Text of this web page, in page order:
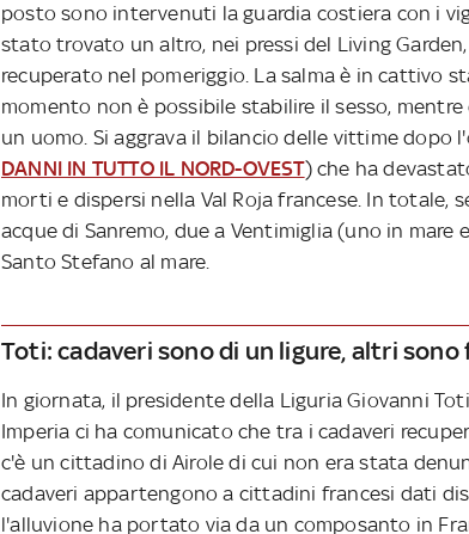
posto sono intervenuti la guardia costiera con i
stato trovato un altro, nei pressi del Living
recuperato nel pomeriggio. La salma è in cattivo
momento non è possibile stabilire il sesso,
un uomo. Si aggrava il bilancio delle vittime dopo
DANNI IN TUTTO IL NORD-OVEST) che ha
morti e dispersi nella Val Roja francese. In totale,
acque di Sanremo, due a Ventimiglia (uno in mare
Santo Stefano al mare.
Toti: cadaveri sono di un ligure, altri sono
In giornata, il presidente della Liguria Giovanni
Imperia ci ha comunicato che tra i cadaveri
c'è un cittadino di Airole di cui non era stata
cadaveri appartengono a cittadini francesi dati
l'alluvione ha portato via da un composanto in